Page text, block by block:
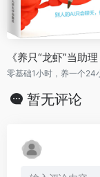
暂无评论